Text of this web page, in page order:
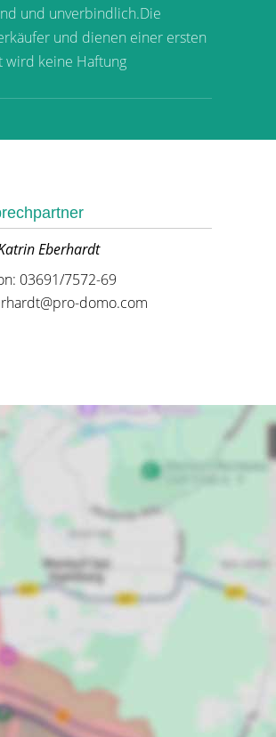
und unverbindlich.Die
und dienen einer ersten
wird keine Haftung
Eberhardt
03691/7572-69
domo.com